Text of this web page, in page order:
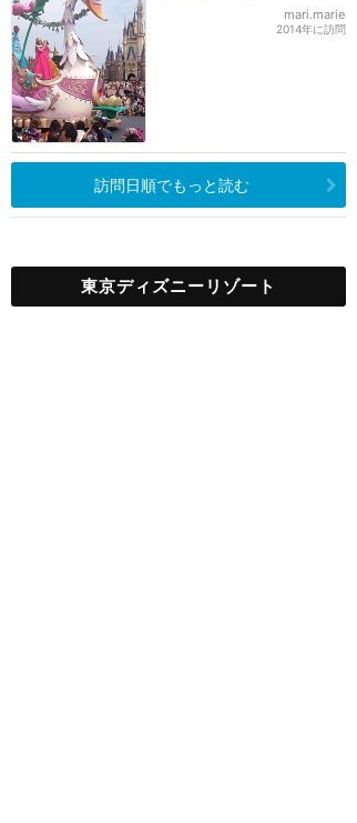
mari.marie
2014年に訪問
訪問日順でもっと読む
東京ディズニーリゾート